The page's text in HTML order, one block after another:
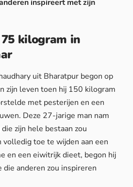
inspireert met zijn
kilogram in
uit Bharatpur begon op
zijn leven toen hij 150 kilogram
met pesterijen en een
Deze 27-jarige man nam
zijn hele bestaan zou
volledig toe te wijden aan een
en een eiwitrijk dieet, begon hij
die anderen zou inspireren